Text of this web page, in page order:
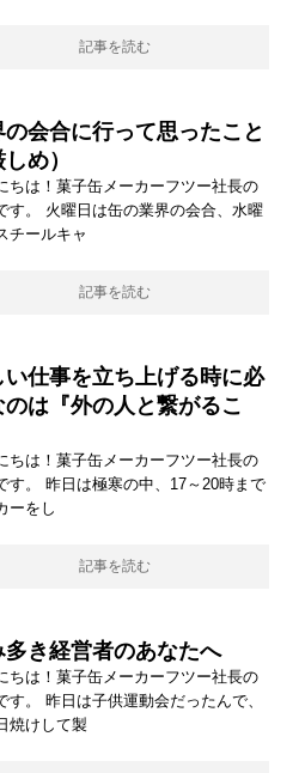
記事を読む
の会合に行って思ったこと
しめ）
ちは！菓子缶メーカーフツー社長の
す。 火曜日は缶の業界の会合、水曜
チールキャ
記事を読む
い仕事を立ち上げる時に必
のは『外の人と繋がるこ
ちは！菓子缶メーカーフツー社長の
す。 昨日は極寒の中、17～20時まで
ーをし
記事を読む
多き経営者のあなたへ
ちは！菓子缶メーカーフツー社長の
す。 昨日は子供運動会だったんで、
焼けして製